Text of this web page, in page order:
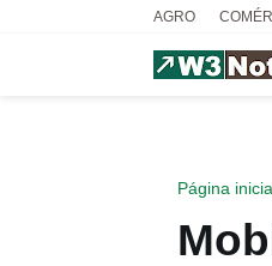
AGRO
Página